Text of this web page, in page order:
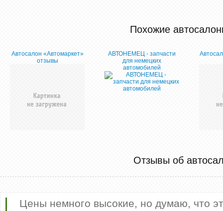
Похожие
Автосалон «Автомаркет»
отзывы
АВТОНЕМЕЦ - запчасти
для немецких
автомобилей
Отзывы об
Цены немного высокие, но думаю, что